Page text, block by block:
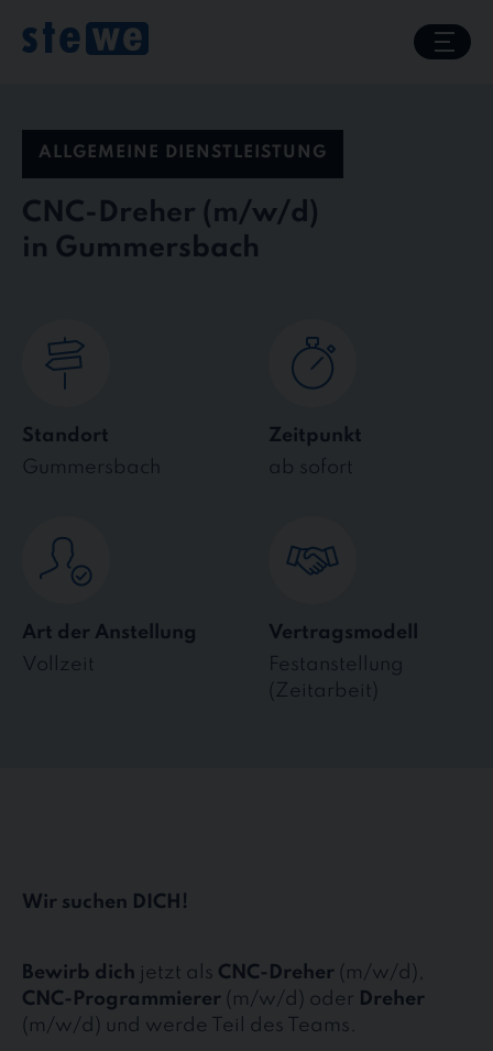
content
ALLGEMEINE DIENSTLEISTUNG
CNC-Dreher
in Gummersbach
Standort
Gummersbach
Zeitpunkt
ab sofort
Art der Anstellung
Vollzeit
Vertragsmodell
Festanstellung
(Zeitarbeit)
Wir suchen DICH!
Bewirb dich jetzt als CNC-Dreher (m/w/d),
CNC-Programmierer (m/w/d) oder
Dreher
(m/w/d) und werde Teil des Teams.